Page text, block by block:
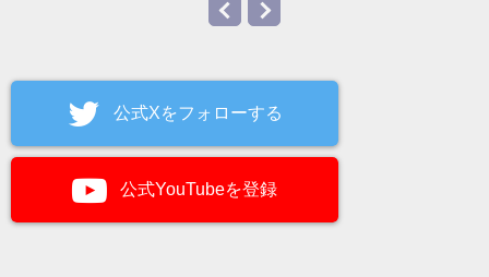
ニコニコQ
公式Xをフォローする
公式YouTubeを登録